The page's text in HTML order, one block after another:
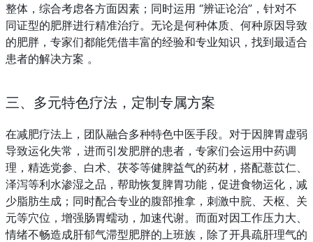
整体，综合考虑各方面因素；同时运用 “辨证论治”，针对不
同证型的肥胖进行精准治疗。无论是何种体质、何种原因导致
的肥胖，专家们都能凭借丰富的经验和专业知识，找到最适合
患者的解决方案 。
三、多元特色疗法，定制专属方案
在减肥疗法上，团队融合多种特色中医手段。对于因脾胃虚弱
导致运化失常，进而引发肥胖的患者，专家们会运用中药调
理，精选党参、白术、茯苓等健脾益气的药材，搭配薏苡仁、
泽泻等利水渗湿之品，帮助恢复脾胃功能，促进食物运化，减
少脂肪生成；同时配合专业的腹部推拿，刺激中脘、天枢、关
元等穴位，增强肠胃蠕动，加速代谢。而面对因工作压力大、
情绪不畅造成肝郁气滞型肥胖的上班族，除了开具疏肝理气的